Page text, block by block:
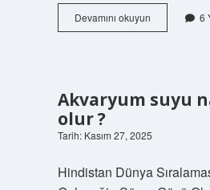
Devamını okuyunEfsun
ne
?
6
Akvaryum suyu
olur ?
Tarih: Kasım 27, 2025
Hindistan Dünya